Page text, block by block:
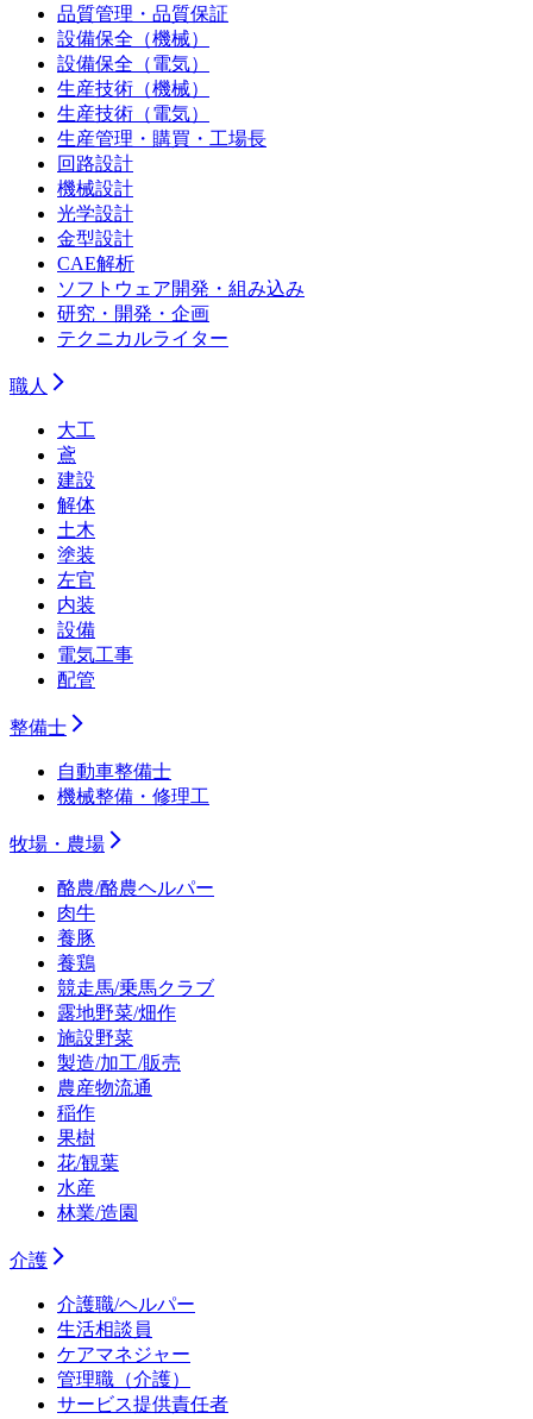
品質管理・品質保証
設備保全（機械）
設備保全（電気）
生産技術（機械）
生産技術（電気）
生産管理・購買・工場長
回路設計
機械設計
光学設計
金型設計
CAE解析
ソフトウェア開発・組み込み
研究・開発・企画
テクニカルライター
職人
大工
鳶
建設
解体
土木
塗装
左官
内装
設備
電気工事
配管
整備士
自動車整備士
機械整備・修理工
牧場・農場
酪農/酪農ヘルパー
肉牛
養豚
養鶏
競走馬/乗馬クラブ
露地野菜/畑作
施設野菜
製造/加工/販売
農産物流通
稲作
果樹
花/観葉
水産
林業/造園
介護
介護職/ヘルパー
生活相談員
ケアマネジャー
管理職（介護）
サービス提供責任者